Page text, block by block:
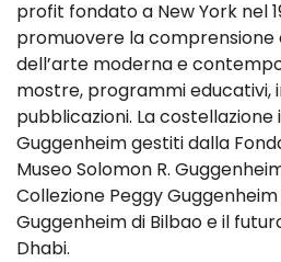
profit fondato a New York nel
promuovere la comprensione
dell’arte moderna e
mostre, programmi educativi,
pubblicazioni. La
Guggenheim gestiti dalla
Museo Solomon R.
Collezione Peggy Guggenheim
Guggenheim di Bilbao e il
Dhabi.